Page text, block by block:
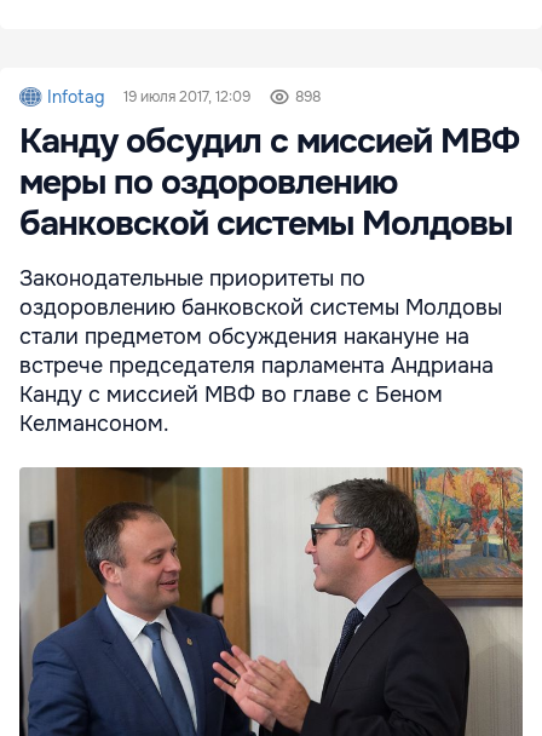
Infotag 19 июля 2017, 12:09 898
Канду обсудил с миссией МВФ
меры по оздоровлению
банковской системы Молдовы
Законодательные приоритеты по
оздоровлению банковской системы Молдовы
стали предметом обсуждения накануне на
встрече председателя парламента Андриана
Канду с миссией МВФ во главе с Беном
Келмансоном.